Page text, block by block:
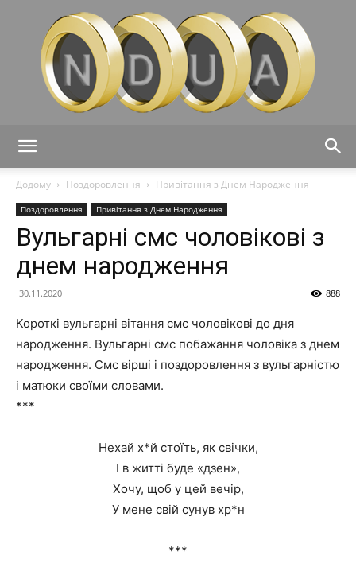
Додому
Поздоровлення Привітання з Днем Народження
Поздоровлення Привітання з Днем Народження
Вульгарні смс чоловікові з
днем народження
30.11.2020 888
Короткі вульгарні вітання смс чоловікові до дня
народження. Вульгарні смс побажання чоловіка з днем
народження. Смс вірші і поздоровлення з вульгарністю
і матюки своїми словами.
***
Нехай х*й стоїть, як свічки,
І в житті буде «дзен»,
Хочу, щоб у цей вечір,
У мене свій сунув хр*н
***